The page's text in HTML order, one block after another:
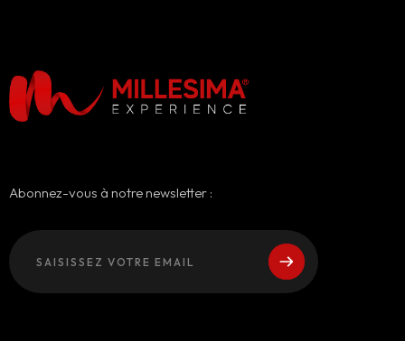
Abonnez-vous à notre newsletter :